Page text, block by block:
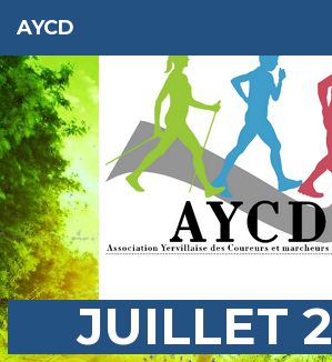
AYCD
JUILLET